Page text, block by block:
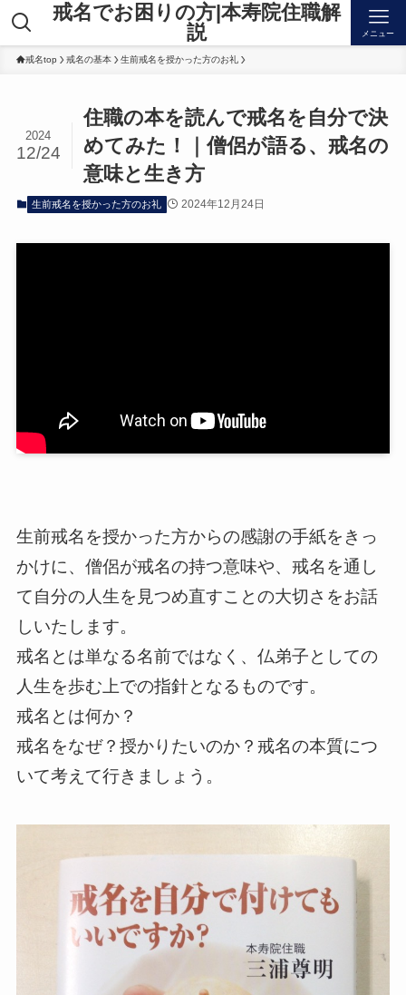
戒名でお困りの方|本寿院住職解
説
メニュー
戒名top 戒名の基本 生前戒名を授かった方のお礼
住職の本を読んで戒名を自分で決
めてみた！｜僧侶が語る、戒名の
意味と生き方
2024
12/24
生前戒名を授かった方のお礼 2024年12月24日
生前戒名を授かった方からの感謝の手紙をきっ
かけに、僧侶が戒名の持つ意味や、戒名を通し
て自分の人生を見つめ直すことの大切さをお話
しいたします。
戒名とは単なる名前ではなく、仏弟子としての
人生を歩む上での指針となるものです。
戒名とは何か？
戒名をなぜ？授かりたいのか？戒名の本質につ
いて考えて行きましょう。